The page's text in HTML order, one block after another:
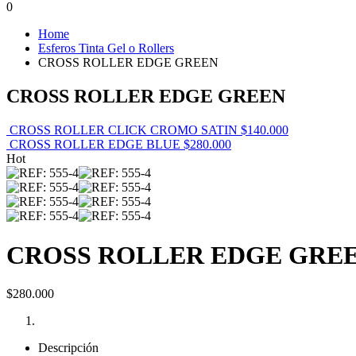
0
Home
Esferos Tinta Gel o Rollers
CROSS ROLLER EDGE GREEN
CROSS ROLLER EDGE GREEN
CROSS ROLLER CLICK CROMO SATIN $140.000
CROSS ROLLER EDGE BLUE $280.000
Hot
CROSS ROLLER EDGE
$280.000
Descripción